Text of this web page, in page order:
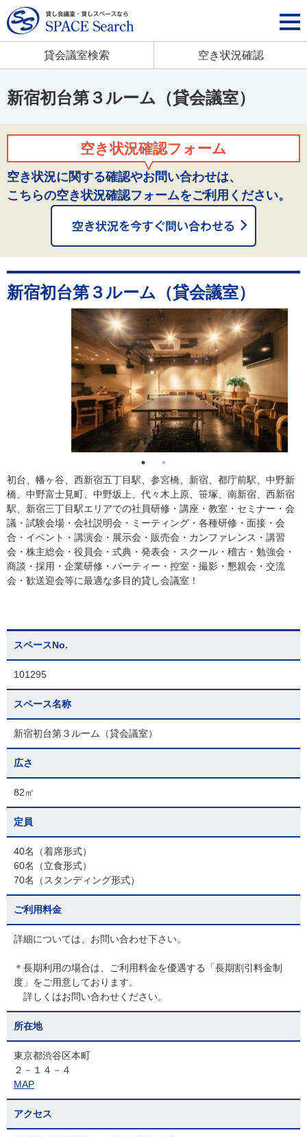
貸会議室検索 空き状況確認
新宿初台第３ルーム（貸会議室）
空き状況確認フォーム
空き状況に関する確認やお問い合わせは、
こちらの空き状況確認フォームをご利用ください。
新宿初台第３ルーム（貸会議室）
初台、幡ヶ谷、西新宿五丁目駅、参宮橋、新宿、都庁前駅、中野新
橋、中野富士見町、中野坂上、代々木上原、笹塚、南新宿、西新宿
駅、新宿三丁目駅エリアでの社員研修・講座・教室・セミナー・会
議・試験会場・会社説明会・ミーティング・各種研修・面接・会
合・イベント・講演会・展示会・販売会・カンファレンス・講習
会・株主総会・役員会・式典・発表会・スクール・稽古・勉強会・
商談・採用・企業研修・パーティー・控室・撮影・懇親会・交流
会・歓送迎会等に最適な多目的貸し会議室！
スペースNo.
101295
スペース名称
新宿初台第３ルーム（貸会議室）
広さ
82㎡
定員
40名（着席形式）
60名（立食形式）
70名（スタンディング形式）
ご利用料金
詳細については、お問い合わせ下さい。
＊長期利用の場合は、ご利用料金を優遇する「長期割引料金制
度」をご用意しております。
詳しくはお問い合わせください。
所在地
東京都渋谷区本町
２－１４－４
MAP
アクセス